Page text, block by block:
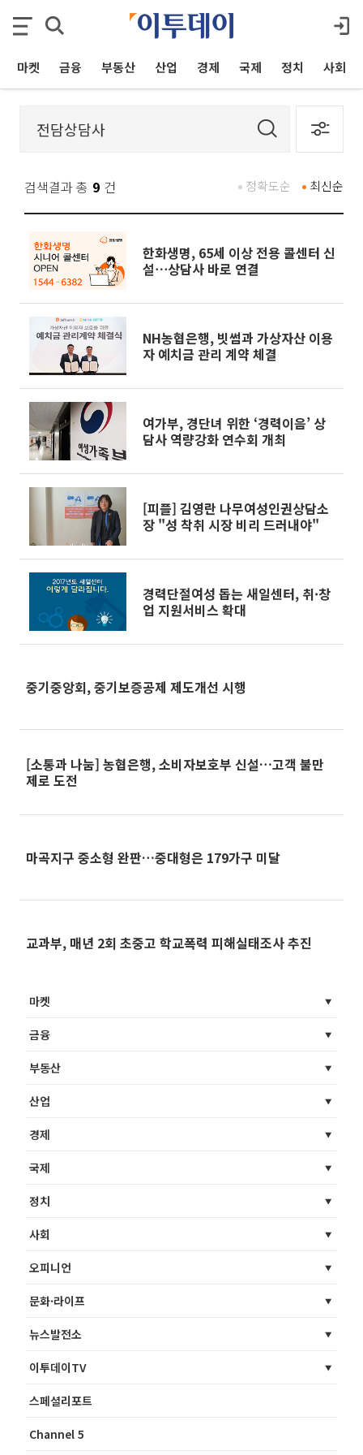
마켓 금융 부동산 산업 경제 국제 정치 사회
검색결과 총 9 건 최신순
정확도순
한화생명, 65세 이상 전용 콜센터 신
설⋯상담사 바로 연결
NH농협은행, 빗썸과 가상자산 이용
자 예치금 관리 계약 체결
여가부, 경단녀 위한 ‘경력이음’ 상
담사 역량강화 연수회 개최
[피플] 김영란 나무여성인권상담소
장 "성 착취 시장 비리 드러내야"
경력단절여성 돕는 새일센터, 취·창
업 지원서비스 확대
중기중앙회, 중기보증공제 제도개선 시행
[소통과 나눔] 농협은행, 소비자보호부 신설…고객 불만
제로 도전
마곡지구 중소형 완판…중대형은 179가구 미달
교과부, 매년 2회 초중고 학교폭력 피해실태조사 추진
마켓
금융
부동산
산업
경제
국제
정치
사회
오피니언
문화·라이프
뉴스발전소
이투데이TV
스페셜리포트
Channel 5